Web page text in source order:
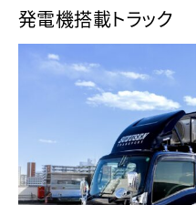
発電機搭載トラック